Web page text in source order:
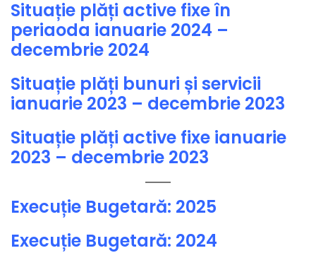
Situație plăți active fixe în
periaoda ianuarie 2024 –
decembrie 2024
Situație plăți bunuri și servicii
ianuarie 2023 – decembrie 2023
Situație plăți active fixe ianuarie
2023 – decembrie 2023
Execuție Bugetară: 2025
Execuție Bugetară: 2024